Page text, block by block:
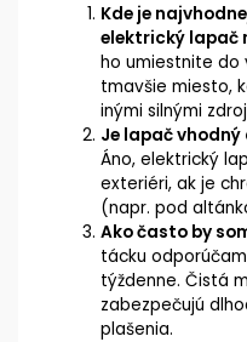
Kde je
elektrický lapač
ho umiestnite do
tmavšie miesto,
inými silnými
Je lapač vhodný
Áno, elektrický
exteriéri, ak je
(napr. pod
Ako často by
tácku
týždenne. Čistá
zabezpečujú
plašenia.